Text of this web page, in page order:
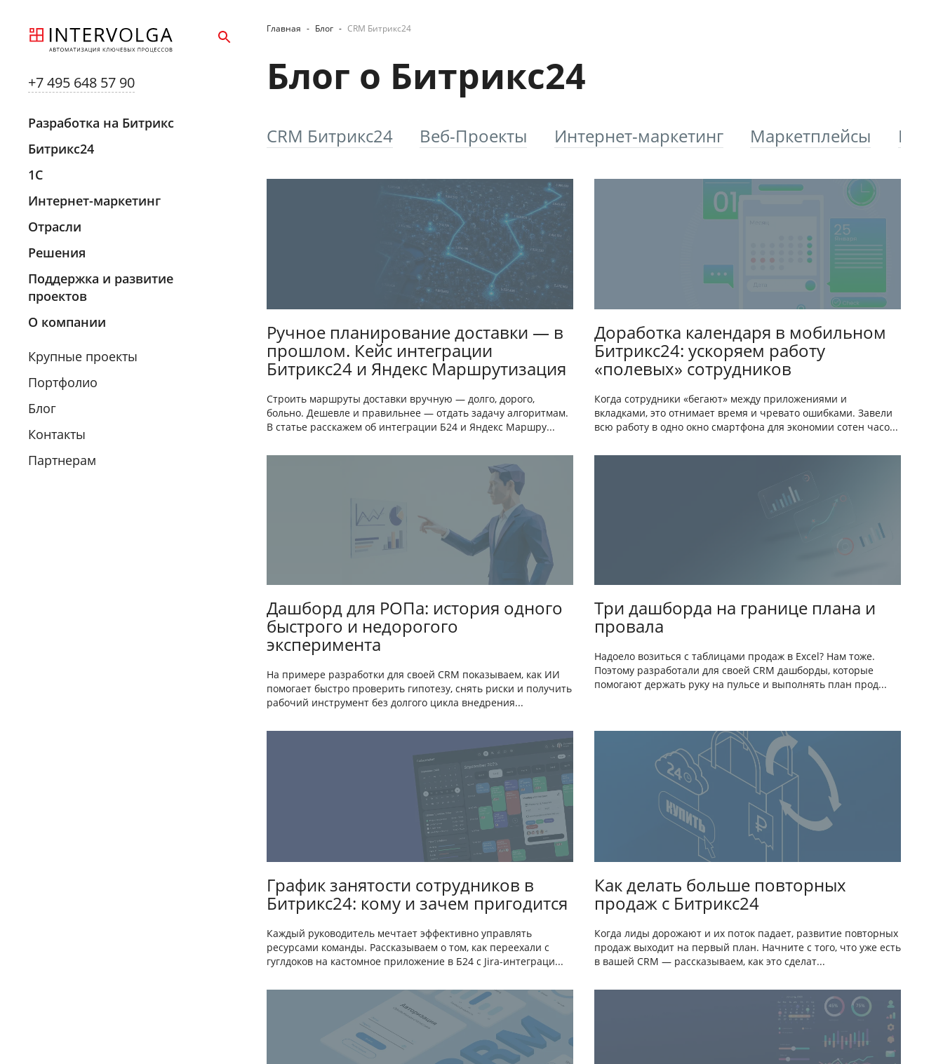
+7 495 648 57 90
Разработка на Битрикс
Битрикс24
1С
Интернет-маркетинг
Отрасли
Решения
Поддержка и развитие
проектов
О компании
Крупные проекты
Портфолио
Блог
Контакты
Партнерам
Главная - Блог - CRM Битрикс24
Блог о Битрикс24
CRM Битрикс24 Веб-Проекты Интернет-маркетинг Маркетплейсы
Ручное планирование доставки — в
прошлом. Кейс интеграции
Битрикс24 и Яндекс Маршрутизация
Строить маршруты доставки вручную — долго, дорого,
больно. Дешевле и правильнее — отдать задачу алгоритмам.
В статье расскажем об интеграции Б24 и Яндекс Маршру...
Доработка календаря в мобильном
Битрикс24: ускоряем работу
«полевых» сотрудников
Когда сотрудники «бегают» между приложениями и
вкладками, это отнимает время и чревато ошибками. Завели
всю работу в одно окно смартфона для экономии сотен часо...
Дашборд для РОПа: история одного
быстрого и недорогого
эксперимента
На примере разработки для своей CRM показываем, как ИИ
помогает быстро проверить гипотезу, снять риски и получить
рабочий инструмент без долгого цикла внедрения...
Три дашборда на границе плана и
провала
Надоело возиться с таблицами продаж в Excel? Нам тоже.
Поэтому разработали для своей CRM дашборды, которые
помогают держать руку на пульсе и выполнять план прод...
График занятости сотрудников в
Битрикс24: кому и зачем пригодится
Каждый руководитель мечтает эффективно управлять
ресурсами команды. Рассказываем о том, как переехали с
гуглдоков на кастомное приложение в Б24 с Jira-интеграци...
Как делать больше повторных
продаж с Битрикс24
Когда лиды дорожают и их поток падает, развитие повторных
продаж выходит на первый план. Начните с того, что уже есть
в вашей CRM — рассказываем, как это сделат...